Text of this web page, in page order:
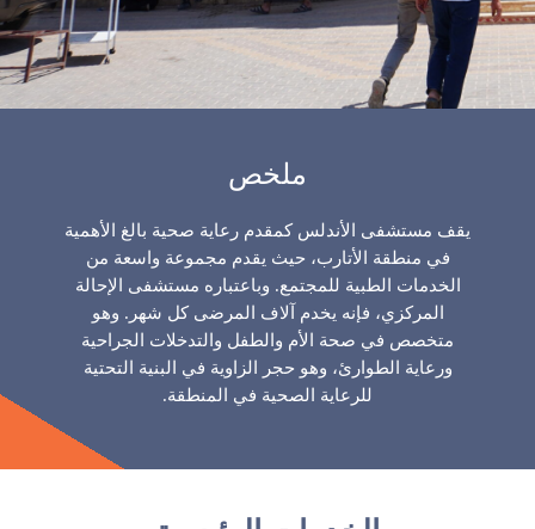
ملخص
يقف مستشفى الأندلس كمقدم رعاية صحية بالغ الأهمية
في منطقة الأتارب، حيث يقدم مجموعة واسعة من
الخدمات الطبية للمجتمع. وباعتباره مستشفى الإحالة
المركزي، فإنه يخدم آلاف المرضى كل شهر. وهو
متخصص في صحة الأم والطفل والتدخلات الجراحية
ورعاية الطوارئ، وهو حجر الزاوية في البنية التحتية
للرعاية الصحية في المنطقة.